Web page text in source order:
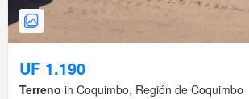
UF 1.190
Terreno in Coquimbo, Región de Coquimbo